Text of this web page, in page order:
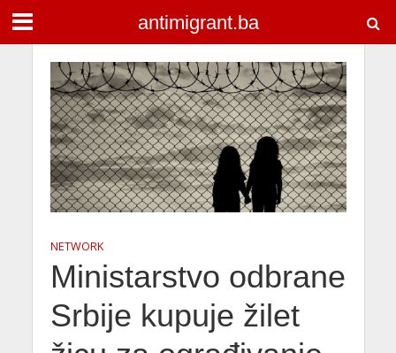
antimigrant.ba
NETWORK
Ministarstvo odbrane
Srbije kupuje žilet